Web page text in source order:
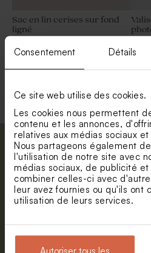
Consentement Détails
Ce site web utilise des cookies.
Les cookies nous permettent
contenu et les annonces,
relatives aux médias sociaux
Nous partageons également
l'utilisation de notre site avec
médias sociaux, de publicité
combiner celles-ci avec
leur avez fournies ou qu'ils ont
utilisation de leurs services.
Sac en lin cerises sur fond
ligné
Valisette personnalisable
Abonnez-vous à la
informé. Petite surprise
de réduction.
Prénom
E-mail